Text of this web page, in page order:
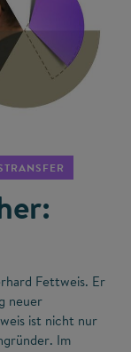
Fettweis. Er
neuer
ist nicht nur
Im